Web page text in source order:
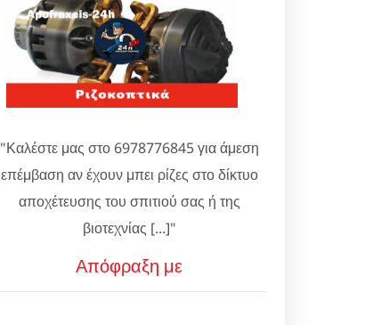
"Καλέστε μας στο 6978776845 για άμεση
επέμβαση αν έχουν μπει ρίζες στο δίκτυο
αποχέτευσης του σπιτιού σας ή της
βιοτεχνίας [...]"
Απόφραξη με